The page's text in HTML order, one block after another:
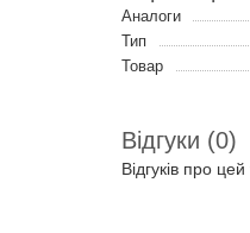
Аналоги
Тип
Товар
Відгуки (0)
Відгуків про